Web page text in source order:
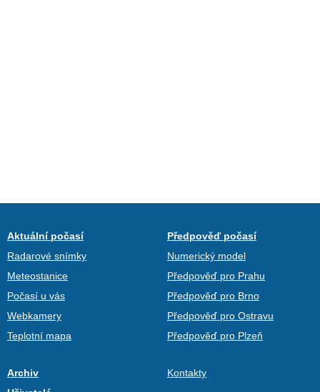
Aktuální počasí
Radarové snímky
Meteostanice
Počasí u vás
Webkamery
Teplotní mapa
Předpověď počasí
Numerický model
Předpověď pro Prahu
Předpověď pro Brno
Předpověď pro Ostravu
Předpověď pro Plzeň
Archiv
Kontakty